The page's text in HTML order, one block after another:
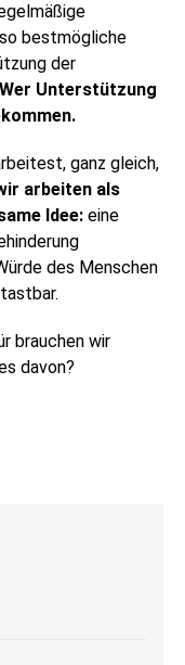
bestmögliche
der
Wer Unterstützung
ganz gleich,
arbeiten als
Idee: eine
des Menschen
brauchen wir
davon?